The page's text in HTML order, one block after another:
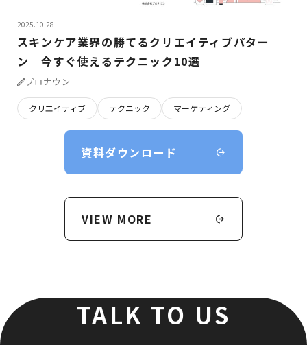
2025.10.28
スキンケア業界の勝てるクリエイティブパター
ン 今すぐ使えるテクニック10選
プロナウン
クリエイティブ テクニック マーケティング
資料ダウンロード
VIEW MORE
TALK TO US